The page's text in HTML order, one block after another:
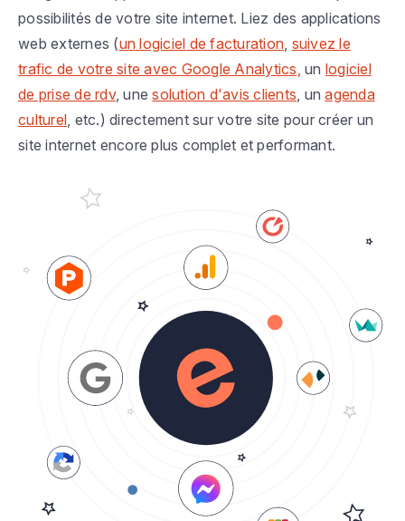
possibilités de votre site internet. Liez des applications
web externes (un logiciel de facturation, suivez le
trafic de votre site avec Google Analytics, un logiciel
de prise de rdv, unesolution d'avis clients, unagenda
culturel, etc.) directement sur votre site pour créer un
site internet encore plus complet et performant.